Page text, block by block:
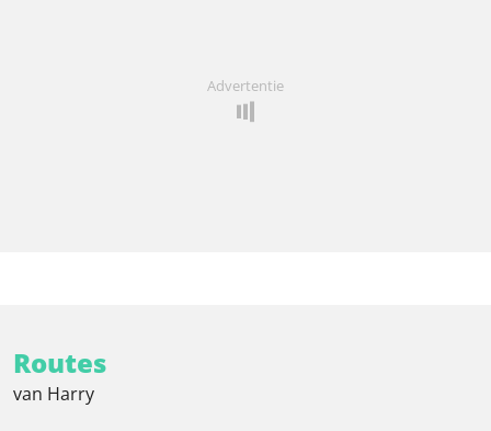
Advertentie
Routes
van Harry